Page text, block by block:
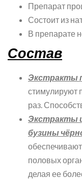
Препарат
Состоит из
В препарате
Состав
Экстракты
стимулируют
раз.
Экстракты
бузины
половых
делая ее